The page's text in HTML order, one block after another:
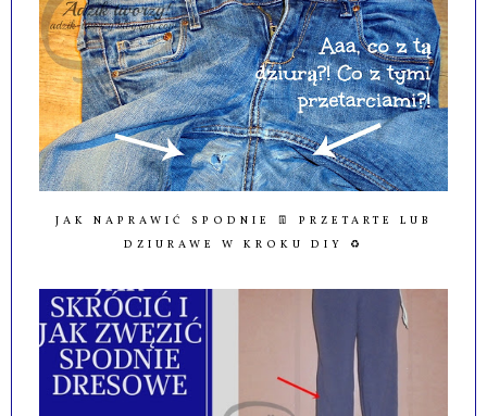
JAK NAPRAWIĆ SPODNIE 👖 PRZETARTE LUB
DZIURAWE W KROKU DIY ♻️